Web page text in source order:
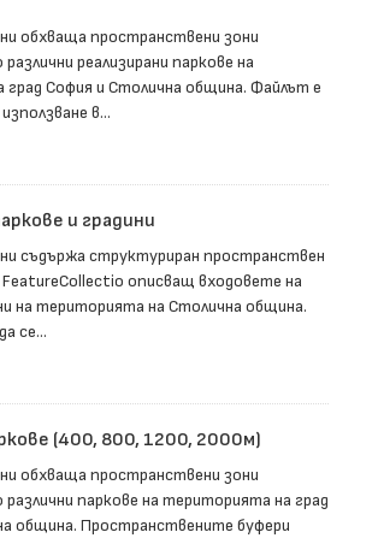
обхваща пространствени зони
реализирани паркове на
София и Столична община. Файлът е
в...
и градини
съдържа структуриран пространствен
описващ входовете на
на територията на Столична община.
се...
(400, 800, 1200, 2000м)
обхваща пространствени зони
различни паркове на територията на град
община. Пространствените буфери